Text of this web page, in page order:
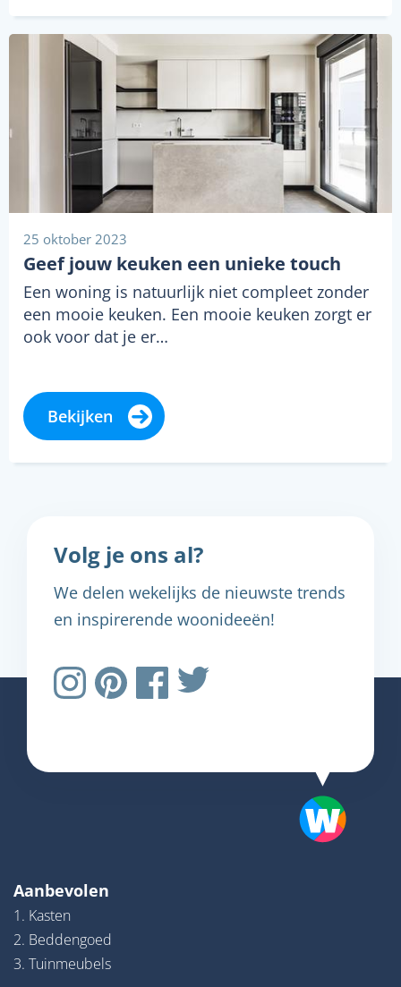
25 oktober 2023
Geef jouw keuken een unieke touch
Een woning is natuurlijk niet compleet zonder
een mooie keuken. Een mooie keuken zorgt er
ook voor dat je er…
Bekijken
Volg je ons al?
We delen wekelijks de nieuwste trends
en inspirerende woonideeën!
Aanbevolen
1. Kasten
2. Beddengoed
3. Tuinmeubels